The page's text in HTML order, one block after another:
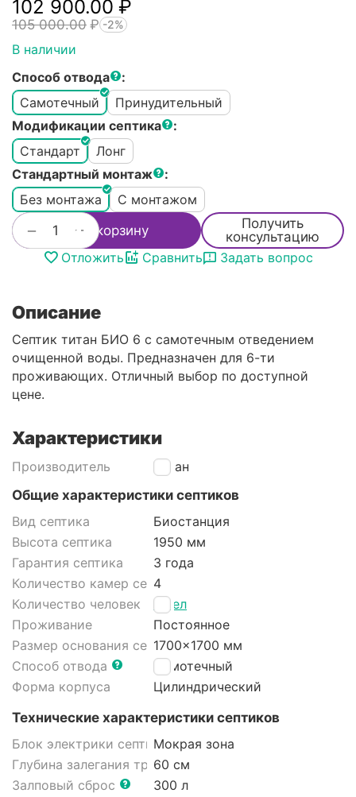
102 900.00 ₽
105 000.00 ₽ -2%
В наличии
Способ отвода
:
Самотечный
Принудительный
Модификации септика
:
Стандарт
Лонг
Стандартный монтаж
:
Без монтажа
С монтажом
+
− В корзину
Получить
консультацию
Отложить
Сравнить Задать вопрос
Описание
Септик титан БИО 6 с самотечным отведением
очищенной воды. Предназначен для 6-ти
проживающих. Отличный выбор по доступной
цене.
Характеристики
Производитель
Титан
Общие характеристики септиков
Вид септика
Биостанция
Высота септика
1950 мм
Гарантия септика
3 года
Количество камер септика
4
Количество человек
6 чел
Проживание
Постоянное
Размер основания септика1700x1700 мм
Способ отвода
Самотечный
Форма корпуса
Цилиндрический
Технические характеристики септиков
Блок электрики септикаМокрая зона
Глубина залегания трубы60 см
Залповый сброс
300 л